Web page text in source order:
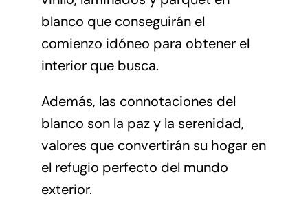
blanco que conseguirán el
comienzo idóneo para obtener el
interior que busca.
Además, las connotaciones del
blanco son la paz y la serenidad,
valores que convertirán su hogar en
el refugio perfecto del mundo
exterior.